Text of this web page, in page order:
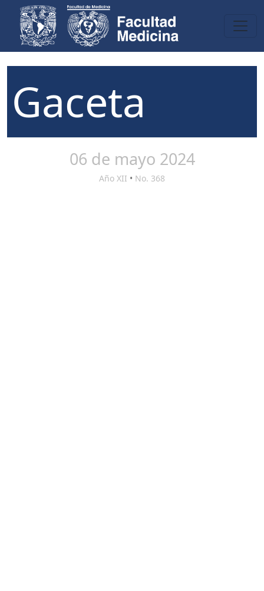
Gaceta
06 de mayo 2024
Año XII • No. 368